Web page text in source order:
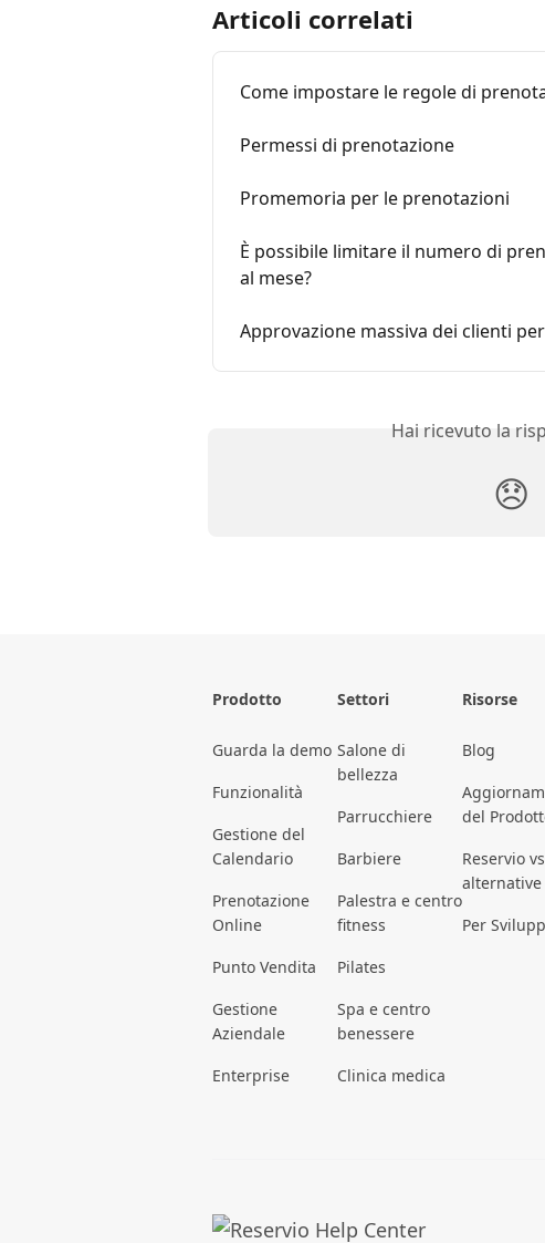
Articoli correlati
Come impostare le regole di
Permessi di prenotazione
Promemoria per le prenotazioni
È possibile limitare il numero di
al mese?
Approvazione massiva dei clienti
Hai ricevuto la
😞
Prodotto
Guarda la demo
Funzionalità
Gestione del
Calendario
Prenotazione
Online
Punto Vendita
Gestione
Aziendale
Enterprise
Settori
Salone di
bellezza
Parrucchiere
Barbiere
Palestra e centro
fitness
Pilates
Spa e centro
benessere
Clinica medica
Risorse
Blog
del
Reservio
alternative
Per